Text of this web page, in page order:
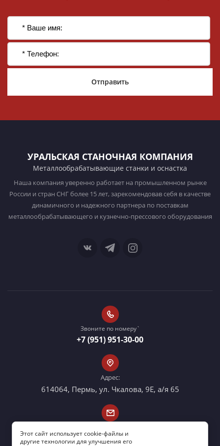
Отправить
УРАЛЬСКАЯ СТАНОЧНАЯ КОМПАНИЯ
Металлообрабатывающие станки и оснастка
Наша компания уверенно работает на промышленном рынке
России и стран СНГ более 15 лет, зарекомендовав себя в качестве
динамичного и надежного партнера по поставкам
металлообрабатывающего и кузнечно-прессового оборудования
Звоните по номеру`
+7 (951) 951-30-00
Адрес:
614064, Пермь, ул. Чкалова, 9E, а/я 65
Email:
info@usk159.ru
Этот сайт использует cookie-файлы и
другие технологии для улучшения его